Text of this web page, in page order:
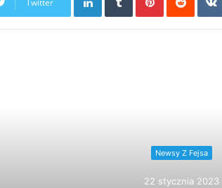
Twitter